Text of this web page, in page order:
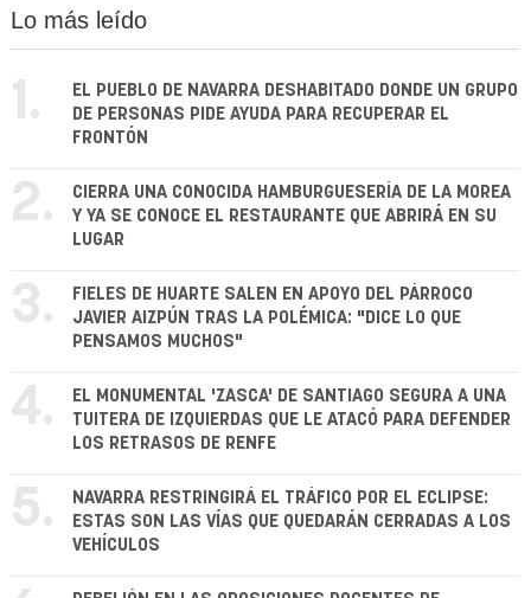
Lo más leído
1.
EL PUEBLO DE NAVARRA DESHABITADO DONDE UN GRUPO
DE PERSONAS PIDE AYUDA PARA RECUPERAR EL
FRONTÓN
2.
CIERRA UNA CONOCIDA HAMBURGUESERÍA DE LA MOREA
Y YA SE CONOCE EL RESTAURANTE QUE ABRIRÁ EN SU
LUGAR
3.
FIELES DE HUARTE SALEN EN APOYO DEL PÁRROCO
JAVIER AIZPÚN TRAS LA POLÉMICA: "DICE LO QUE
PENSAMOS MUCHOS"
4.
EL MONUMENTAL 'ZASCA' DE SANTIAGO SEGURA A UNA
TUITERA DE IZQUIERDAS QUE LE ATACÓ PARA DEFENDER
LOS RETRASOS DE RENFE
5.
NAVARRA RESTRINGIRÁ EL TRÁFICO POR EL ECLIPSE:
ESTAS SON LAS VÍAS QUE QUEDARÁN CERRADAS A LOS
VEHÍCULOS